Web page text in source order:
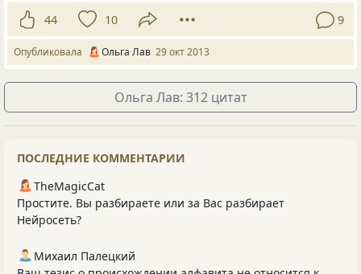
44 10 9
Опубликовала Ольга Лав 29 окт 2013
Ольга Лав: 312 цитат
ПОСЛЕДНИЕ КОММЕНТАРИИ
TheMagicCat
Простите. Вы разбираете или за Вас разбирает
Нейросеть?
Михаил Палецкий